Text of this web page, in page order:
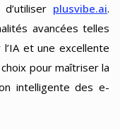
plusvibe.ai.
avancées telles
et une excellente
pour maîtriser la
intelligente des e-